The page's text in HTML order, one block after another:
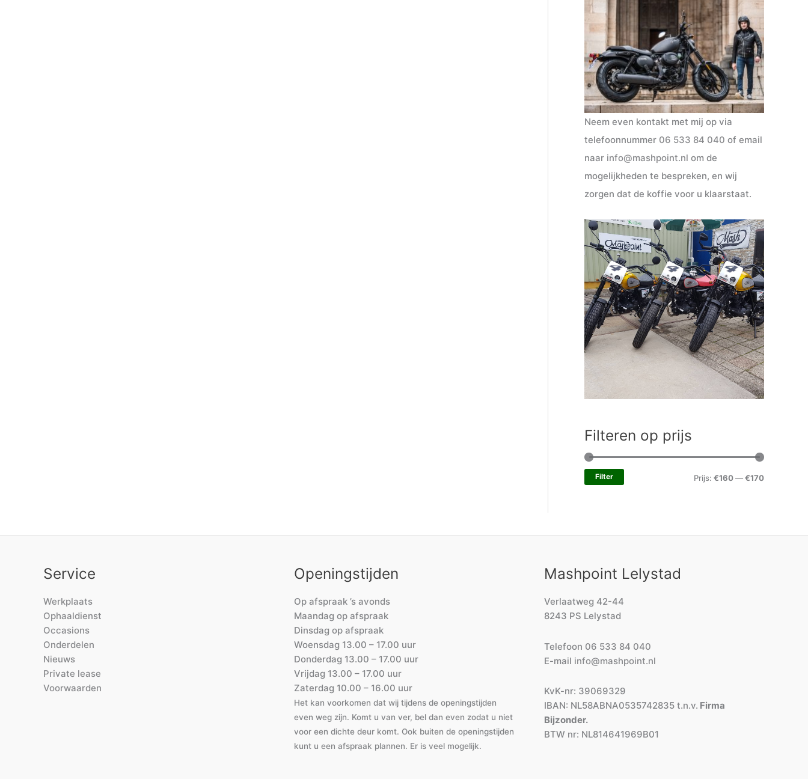
Neem even kontakt met mij op via
telefoonnummer 06 533 84 040 of email
naar info@mashpoint.nl om de
mogelijkheden te bespreken, en wij
zorgen dat de koffie voor u klaarstaat.
Filteren op prijs
Filter Prijs: €160—€170
Service
Werkplaats
Ophaaldienst
Occasions
Onderdelen
Nieuws
Private lease
Voorwaarden
Openingstijden
Op afspraak ’s avonds
Maandag op afspraak
Dinsdag op afspraak
Woensdag 13.00 – 17.00 uur
Donderdag 13.00 – 17.00 uur
Vrijdag 13.00 – 17.00 uur
Zaterdag 10.00 – 16.00 uur
Het kan voorkomen dat wij tijdens de openingstijden
even weg zijn. Komt u van ver, bel dan even zodat u niet
voor een dichte deur komt. Ook buiten de openingstijden
kunt u een afspraak plannen. Er is veel mogelijk.
Mashpoint Lelystad
Verlaatweg 42-44
8243 PS Lelystad
Telefoon 06 533 84 040
E-mail info@mashpoint.nl
KvK-nr: 39069329
IBAN: NL58ABNA0535742835 t.n.v. Firma
Bijzonder.
BTW nr: NL814641969B01